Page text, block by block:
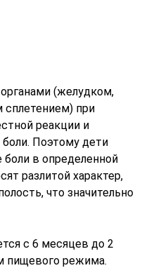
(желудком,
при
реакции и
Поэтому дети
в определенной
разлитой характер,
что значительно
с 6 месяцев до 2
пищевого режима.